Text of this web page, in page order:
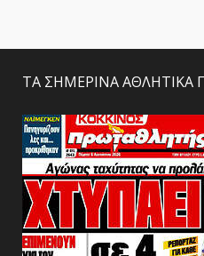
ΤΑ ΣΗΜΕΡΙΝΑ ΑΘΛΗΤΙΚΑ